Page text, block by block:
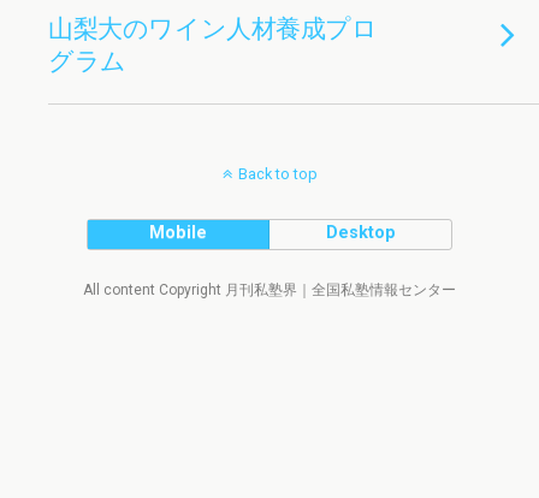
山梨大のワイン人材養成プロ
グラム
Back to top
Mobile Desktop
All content Copyright 月刊私塾界｜全国私塾情報センター